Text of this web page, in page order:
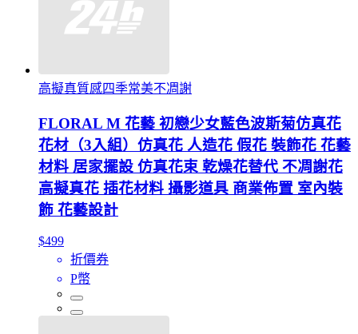
高擬真質感四季常美不凋謝
FLORAL M 花藝 初戀少女藍色波斯菊仿真花
花材（3入組）仿真花 人造花 假花 裝飾花 花藝
材料 居家擺設 仿真花束 乾燥花替代 不凋謝花
高擬真花 插花材料 攝影道具 商業佈置 室內裝
飾 花藝設計
$499
折價券
P幣